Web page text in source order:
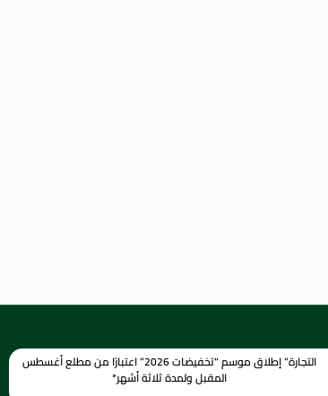
التجارة” إطلاق موسم “تخفيضات 2026” اعتبارًا من مطلع أغسطس
المقبل ولمدة ثلاثة أشهر*